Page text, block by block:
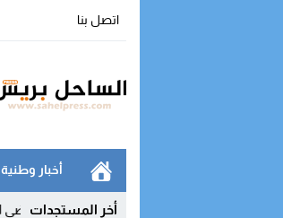
اتصل بنا
أخبار وطنية
أخر المستجدات
غياب صيدليات الحراسة: حياة المرضى ليست